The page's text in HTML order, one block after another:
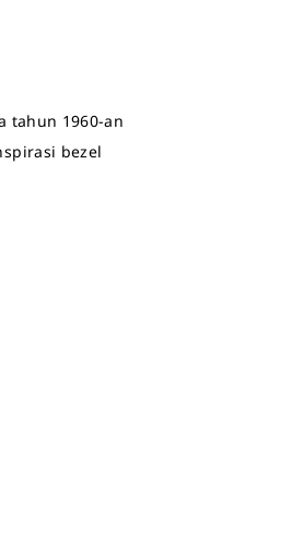
tahun 1960-an
bezel